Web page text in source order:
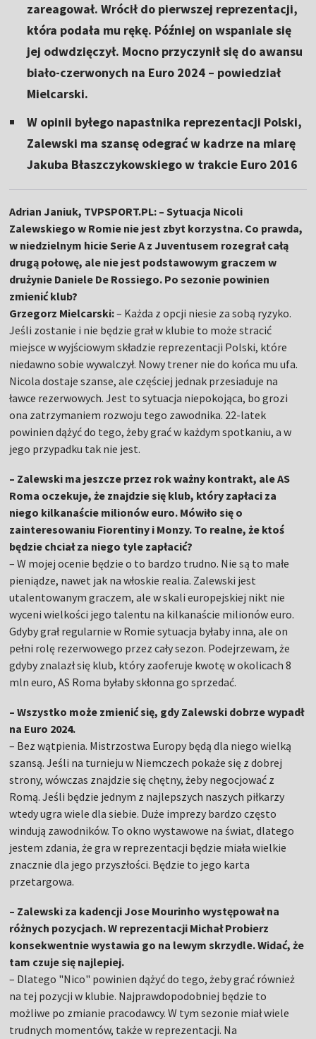
zareagował. Wrócił do pierwszej reprezentacji,
która podała mu rękę. Później on wspaniale się
jej odwdzięczył. Mocno przyczynił się do awansu
biało-czerwonych na Euro 2024 – powiedział
Mielcarski.
W opinii byłego napastnika reprezentacji Polski,
Zalewski ma szansę odegrać w kadrze na miarę
Jakuba Błaszczykowskiego w trakcie Euro 2016
Adrian Janiuk, TVPSPORT.PL: – Sytuacja Nicoli
Zalewskiego w Romie nie jest zbyt korzystna. Co prawda,
w niedzielnym hicie Serie A z Juventusem rozegrał całą
drugą połowę, ale nie jest podstawowym graczem w
drużynie Daniele De Rossiego. Po sezonie powinien
zmienić klub?
Grzegorz Mielcarski:– Każda z opcji niesie za sobą ryzyko.
Jeśli zostanie i nie będzie grał w klubie to może stracić
miejsce w wyjściowym składzie reprezentacji Polski, które
niedawno sobie wywalczył. Nowy trener nie do końca mu ufa.
Nicola dostaje szanse, ale częściej jednak przesiaduje na
ławce rezerwowych. Jest to sytuacja niepokojąca, bo grozi
ona zatrzymaniem rozwoju tego zawodnika. 22-latek
powinien dążyć do tego, żeby grać w każdym spotkaniu, a w
jego przypadku tak nie jest.
– Zalewski ma jeszcze przez rok ważny kontrakt, ale AS
Roma oczekuje, że znajdzie się klub, który zapłaci za
niego kilkanaście milionów euro. Mówiło się o
zainteresowaniu Fiorentiny i Monzy. To realne, że ktoś
będzie chciał za niego tyle zapłacić?
– W mojej ocenie będzie o to bardzo trudno. Nie są to małe
pieniądze, nawet jak na włoskie realia. Zalewski jest
utalentowanym graczem, ale w skali europejskiej nikt nie
wyceni wielkości jego talentu na kilkanaście milionów euro.
Gdyby grał regularnie w Romie sytuacja byłaby inna, ale on
pełni rolę rezerwowego przez cały sezon. Podejrzewam, że
gdyby znalazł się klub, który zaoferuje kwotę w okolicach 8
mln euro, AS Roma byłaby skłonna go sprzedać.
– Wszystko może zmienić się, gdy Zalewski dobrze wypadł
na Euro 2024.
– Bez wątpienia. Mistrzostwa Europy będą dla niego wielką
szansą. Jeśli na turnieju w Niemczech pokaże się z dobrej
strony, wówczas znajdzie się chętny, żeby negocjować z
Romą. Jeśli będzie jednym z najlepszych naszych piłkarzy
wtedy ugra wiele dla siebie. Duże imprezy bardzo często
windują zawodników. To okno wystawowe na świat, dlatego
jestem zdania, że gra w reprezentacji będzie miała wielkie
znacznie dla jego przyszłości. Będzie to jego karta
przetargowa.
– Zalewski za kadencji Jose Mourinho występował na
różnych pozycjach. W reprezentacji Michał Probierz
konsekwentnie wystawia go na lewym skrzydle. Widać, że
tam czuje się najlepiej.
– Dlatego "Nico" powinien dążyć do tego, żeby grać również
na tej pozycji w klubie. Najprawdopodobniej będzie to
możliwe po zmianie pracodawcy. W tym sezonie miał wiele
trudnych momentów, także w reprezentacji. Na